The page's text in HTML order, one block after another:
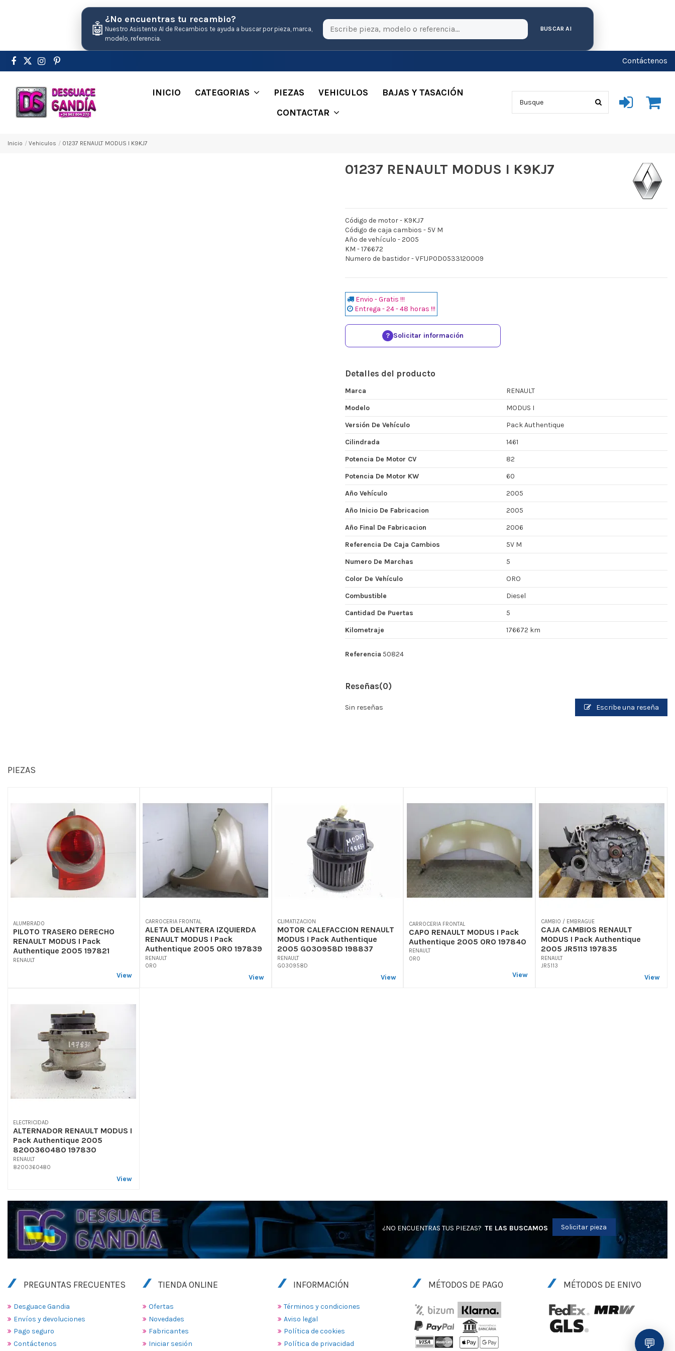
🤖
¿No encuentras tu recambio?
Nuestro Asistente AI de Recambios te ayuda a buscar por pieza, marca,
modelo, referencia.
BUSCAR AI
Contáctenos
INICIO CATEGORIAS PIEZAS VEHICULOS
BAJAS Y TASACIÓN
CONTACTAR
Inicio Vehiculos 01237 RENAULT MODUS I K9KJ7
01237 RENAULT MODUS I K9KJ7
Código de motor - K9KJ7
Código de caja cambios - 5V M
Año de vehículo - 2005
KM - 176672
Numero de bastidor - VF1JP0D0533120009
Envio - Gratis !!!
Entrega - 24 - 48 horas !!!
? Solicitar información
Detalles del producto
Marca
RENAULT
Modelo
MODUS I
Versión De Vehículo
Pack Authentique
Cilindrada
1461
Potencia De Motor CV
82
Potencia De Motor KW
60
Año Vehículo
2005
Año Inicio De Fabricacion
2005
Año Final De Fabricacion
2006
Referencia De Caja Cambios
5V M
Numero De Marchas
5
Color De Vehículo
ORO
Combustible
Diesel
Cantidad De Puertas
5
Kilometraje
176672 km
Referencia 50824
Reseñas(0)
Sin reseñas Escribe una reseña
PIEZAS
ALUMBRADO
PILOTO TRASERO DERECHO
RENAULT MODUS I Pack
Authentique 2005 197821
RENAULT
View
CARROCERIA FRONTAL
ALETA DELANTERA IZQUIERDA
RENAULT MODUS I Pack
Authentique 2005 ORO 197839
RENAULT
ORO
View
CLIMATIZACION
MOTOR CALEFACCION RENAULT
MODUS I Pack Authentique
2005 G030958D 198837
RENAULT
G030958D
View
CARROCERIA FRONTAL
CAPO RENAULT MODUS I Pack
Authentique 2005 ORO 197840
RENAULT
ORO
View
CAMBIO / EMBRAGUE
CAJA CAMBIOS RENAULT
MODUS I Pack Authentique
2005 JR5113 197835
RENAULT
JR5113
View
ELECTRICIDAD
ALTERNADOR RENAULT MODUS I
Pack Authentique 2005
8200360480 197830
RENAULT
8200360480
View
¿NO ENCUENTRAS TUS PIEZAS? TE LAS BUSCAMOS Solicitar pieza
PREGUNTAS FRECUENTES
Desguace Gandia
Envíos y devoluciones
Pago seguro
Contáctenos
TIENDA ONLINE
Ofertas
Novedades
Fabricantes
Iniciar sesión
INFORMACIÓN
Términos y condiciones
Aviso legal
Política de cookies
Política de privacidad
MÉTODOS DE PAGO MÉTODOS DE ENIVO
💬